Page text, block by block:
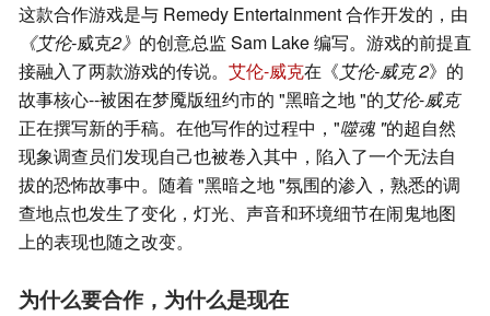
这款合作游戏是与 Remedy Entertainment 合作开发的，由
《艾伦-威克2》 的创意总监 Sam Lake 编写。游戏的前提直
接融入了两款游戏的传说。 艾伦-威克在《艾伦-威克 2》的
故事核心--被困在梦魇版纽约市的 "黑暗之地 "的艾伦-威克
正在撰写新的手稿。在他写作的过程中，"噬魂 "的超自然
现象调查员们发现自己也被卷入其中，陷入了一个无法自
拔的恐怖故事中。随着 "黑暗之地 "氛围的渗入，熟悉的调
查地点也发生了变化，灯光、声音和环境细节在闹鬼地图
上的表现也随之改变。
为什么要合作，为什么是现在